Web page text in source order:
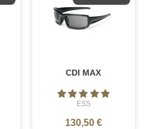
CDI MAX
ESS
130,50 €